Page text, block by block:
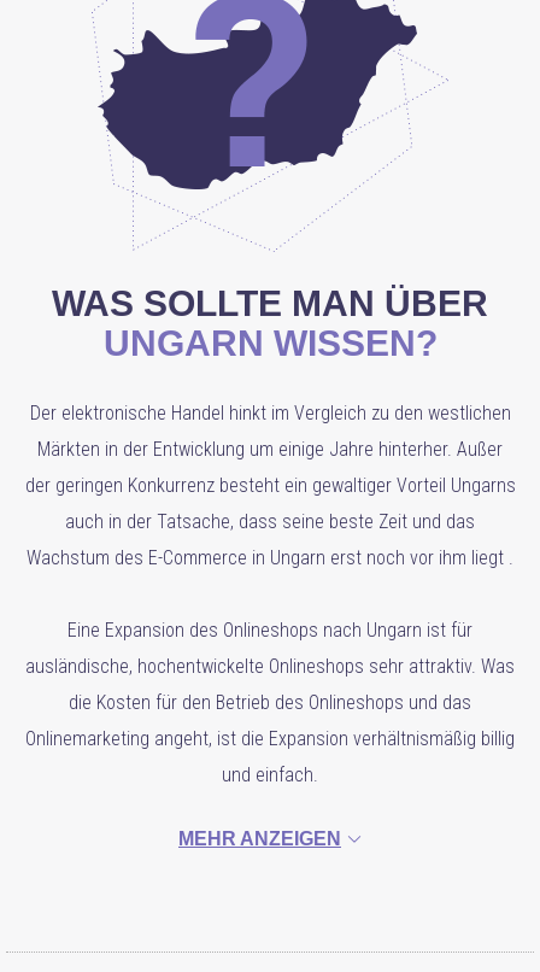
WAS SOLLTE MAN ÜBER
UNGARN WISSEN?
Der elektronische Handel hinkt im Vergleich zu den westlichen
Märkten in der Entwicklung um einige Jahre hinterher. Außer
der geringen Konkurrenz besteht ein gewaltiger Vorteil Ungarns
auch in der Tatsache, dass seine beste Zeit und das
Wachstum des E-Commerce in Ungarn erst noch vor ihm liegt .
Eine Expansion des Onlineshops nach Ungarn ist für
ausländische, hochentwickelte Onlineshops sehr attraktiv. Was
die Kosten für den Betrieb des Onlineshops und das
Onlinemarketing angeht, ist die Expansion verhältnismäßig billig
und einfach.
MEHR ANZEIGEN